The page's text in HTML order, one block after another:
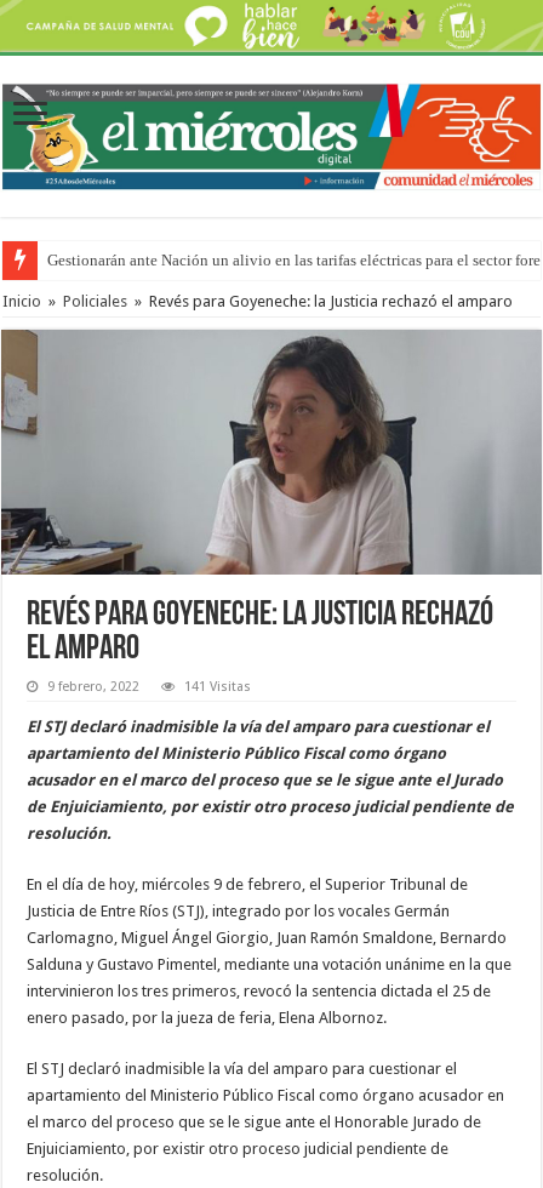
Gestionarán ante Nación un alivio en las tarifas eléctricas para el sector
Inicio » Policiales » Revés para Goyeneche: la Justicia rechazó el amparo
Revés para Goyeneche: la Justicia rechazó
el amparo
9 febrero, 2022 141 Visitas
El STJ declaró inadmisible la vía del amparo para cuestionar el
apartamiento del Ministerio Público Fiscal como órgano
acusador en el marco del proceso que se le sigue ante el Jurado
de Enjuiciamiento, por existir otro proceso judicial pendiente de
resolución.
En el día de hoy, miércoles 9 de febrero, el Superior Tribunal de
Justicia de Entre Ríos (STJ), integrado por los vocales Germán
Carlomagno, Miguel Ángel Giorgio, Juan Ramón Smaldone, Bernardo
Salduna y Gustavo Pimentel, mediante una votación unánime en la que
intervinieron los tres primeros, revocó la sentencia dictada el 25 de
enero pasado, por la jueza de feria, Elena Albornoz.
El STJ declaró inadmisible la vía del amparo para cuestionar el
apartamiento del Ministerio Público Fiscal como órgano acusador en
el marco del proceso que se le sigue ante el Honorable Jurado de
Enjuiciamiento, por existir otro proceso judicial pendiente de
resolución.